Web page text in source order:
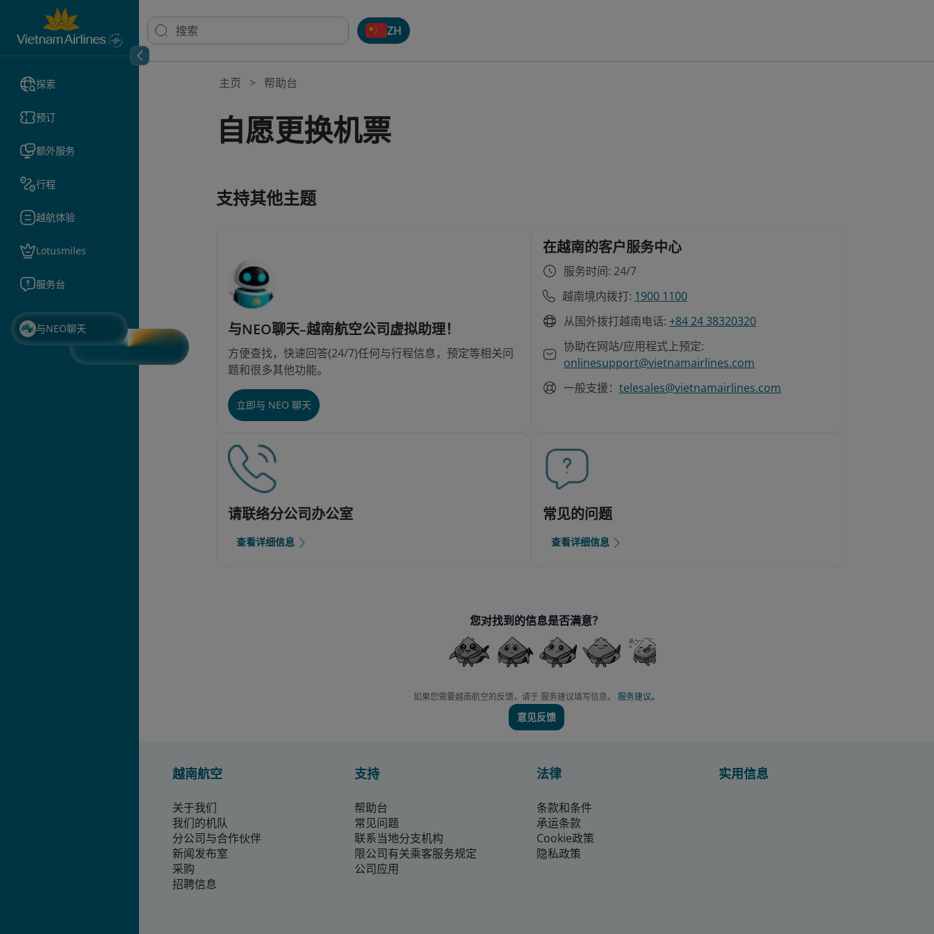
探索
预订
额外服务
行程
越航体验
Lotusmiles
服务台
与NEO聊天
ZH
主页 帮助台
自愿更换机票
支持其他主题
与NEO聊天–越南航空公司虚拟助理！
方便查找，快速回答(24/7)任何与行程信息，预定等相关问
题和很多其他功能。
立即与 NEO 聊天
在越南的客户服务中心
服务时间: 24/7
越南境内拨打: 1900 1100
从国外拨打越南电话: +84 24 38320320
协助在网站/应用程式上预定:
onlinesupport@vietnamairlines.com
一般支援： telesales@vietnamairlines.com
请联络分公司办公室
查看详细信息
常见的问题
查看详细信息
您对找到的信息是否满意？
如果您需要越南航空的反馈，请于 服务建议填写信息。 服务建议。
意见反馈
越南航空
关于我们
我们的机队
分公司与合作伙伴
新闻发布室
采购
招聘信息
支持
帮助台
常见问题
联系当地分支机构
限公司有关乘客服务规定
公司应用
法律
条款和条件
承运条款
Cookie政策
隐私政策
实用信息